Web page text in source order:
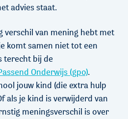
advies staat.
verschil van mening hebt met
komt samen niet tot een
terecht bij de
Onderwijs (gpo).
jouw kind (die extra hulp
als je kind is verwijderd van
meningsverschil is over